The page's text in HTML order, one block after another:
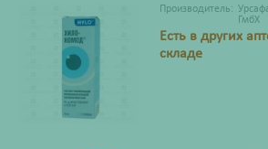
Производитель:
ГмбХ
Есть в других
складе